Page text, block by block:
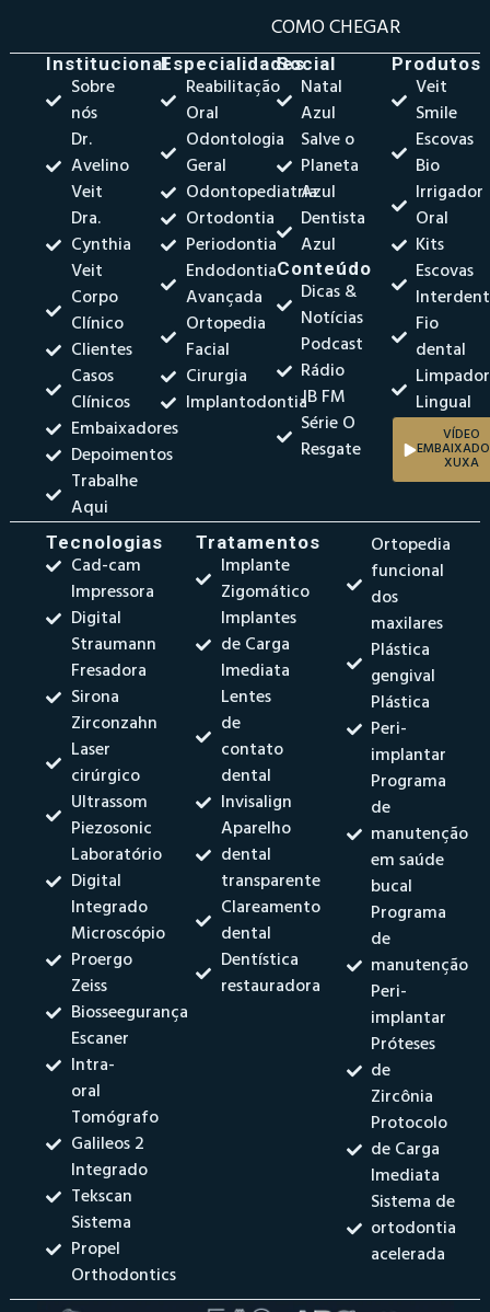
COMO CHEGAR
Institucional
Sobre
nós
Dr.
Avelino
Veit
Dra.
Cynthia
Veit
Corpo
Clínico
Clientes
Casos
Clínicos
Embaixadores
Depoimentos
Trabalhe
Aqui
Especialidades
Reabilitação
Oral
Odontologia
Geral
Odontopediatria
Ortodontia
Periodontia
Endodontia
Avançada
Ortopedia
Facial
Cirurgia
Implantodontia
Social
Natal
Azul
Salve o
Planeta
Azul
Dentista
Azul
Conteúdo
Dicas &
Notícias
Podcast
Rádio
JB FM
Série O
Resgate
Produtos
Veit
Smile
Escovas
Bio
Irrigador
Oral
Kits
Escovas
Fio
dental
Limpador
Lingual
VÍDEO
XUXA
Tecnologias
Cad-cam
Impressora
Digital
Straumann
Fresadora
Sirona
Zirconzahn
Laser
cirúrgico
Ultrassom
Piezosonic
Laboratório
Digital
Integrado
Microscópio
Proergo
Zeiss
Biosseegurança
Escaner
Intra-
oral
Tomógrafo
Galileos 2
Integrado
Tekscan
Sistema
Propel
Orthodontics
Tratamentos
Implante
Zigomático
Implantes
de Carga
Imediata
Lentes
de
contato
dental
Invisalign
Aparelho
dental
transparente
Clareamento
dental
Dentística
restauradora
Ortopedia
funcional
dos
maxilares
Plástica
gengival
Plástica
Peri-
implantar
Programa
de
manutenção
em saúde
bucal
Programa
de
manutenção
Peri-
implantar
Próteses
de
Zircônia
Protocolo
de Carga
Imediata
Sistema de
ortodontia
acelerada